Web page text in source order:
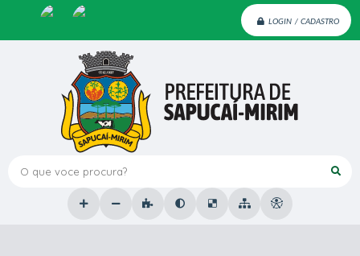
LOGIN / CADASTRO
O que voce procura?